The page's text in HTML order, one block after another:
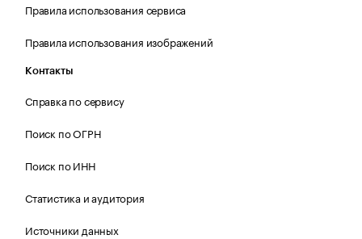
Правила использования сервиса
Правила использования изображений
Контакты
Справка по сервису
Поиск по ОГРН
Поиск по ИНН
Статистика и аудитория
Источники данных